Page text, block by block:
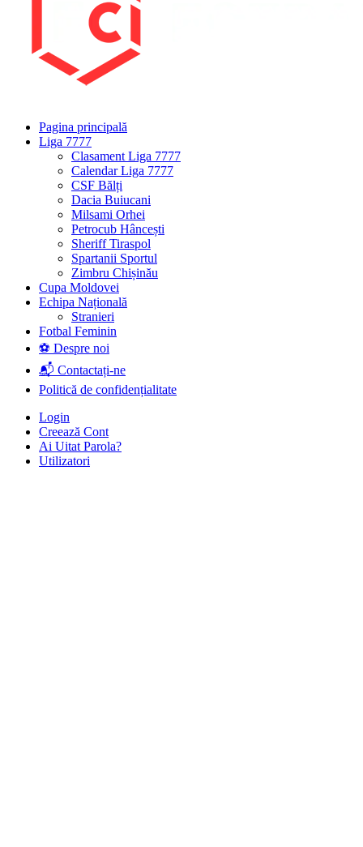
Pagina principală
Liga 7777
Clasament Liga 7777
Calendar Liga 7777
CSF Bălți
Dacia Buiucani
Milsami Orhei
Petrocub Hâncești
Sheriff Tiraspol
Spartanii Sportul
Zimbru Chișinău
Cupa Moldovei
Echipa Națională
Stranieri
Fotbal Feminin
⚽ Despre noi
📬 Contactați-ne
Politică de confidențialitate
Login
Creează Cont
Ai Uitat Parola?
Utilizatori